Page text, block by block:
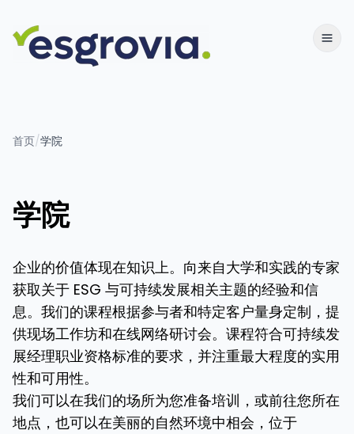
首页/学院
学院
企业的价值体现在知识上。向来自大学和实践的专家
获取关于 ESG 与可持续发展相关主题的经验和信
息。我们的课程根据参与者和特定客户量身定制，提
供现场工作坊和在线网络研讨会。课程符合可持续发
展经理职业资格标准的要求，并注重最大程度的实用
性和可用性。
我们可以在我们的场所为您准备培训，或前往您所在
地点，也可以在美丽的自然环境中相会，位于